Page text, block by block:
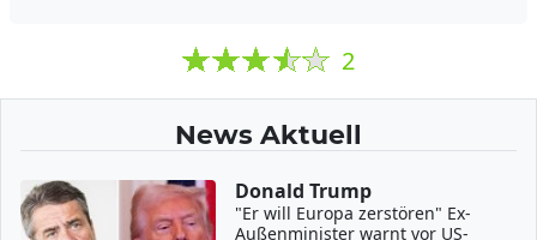
2
News Aktuell
Donald Trump
"Er will Europa zerstören" Ex-
Außenminister warnt vor US-